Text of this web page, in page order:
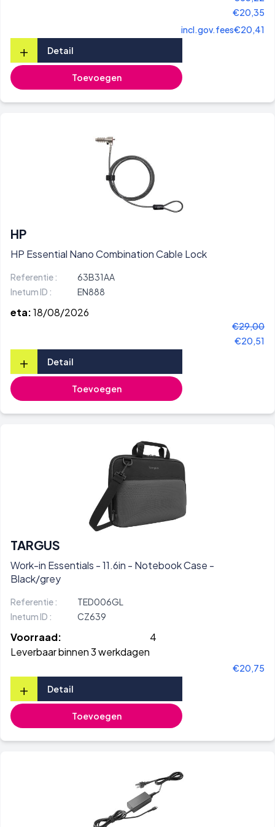
€20,35
incl.gov.fees€20,41
+ Detail
Toevoegen
HP
HP Essential Nano Combination Cable Lock
Referentie :
63B31AA
Inetum ID :
EN888
eta:18/08/2026
€29,00
€20,51
+ Detail
Toevoegen
TARGUS
Work-in Essentials - 11.6in - Notebook Case -
Black/grey
Referentie :
TED006GL
Inetum ID :
CZ639
Voorraad:
4
Leverbaar binnen 3 werkdagen
€20,75
+ Detail
Toevoegen